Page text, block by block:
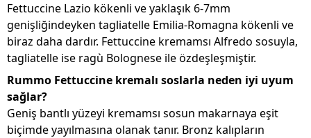
Fettuccine Lazio kökenli ve yaklaşık 6-7mm
genişliğindeyken tagliatelle Emilia-Romagna kökenli ve
biraz daha dardır. Fettuccine kremamsı Alfredo sosuyla,
tagliatelle ise ragù Bolognese ile özdeşleşmiştir.
Rummo Fettuccine kremalı soslarla neden iyi uyum
sağlar?
Geniş bantlı yüzeyi kremamsı sosun makarnaya eşit
biçimde yayılmasına olanak tanır. Bronz kalıpların